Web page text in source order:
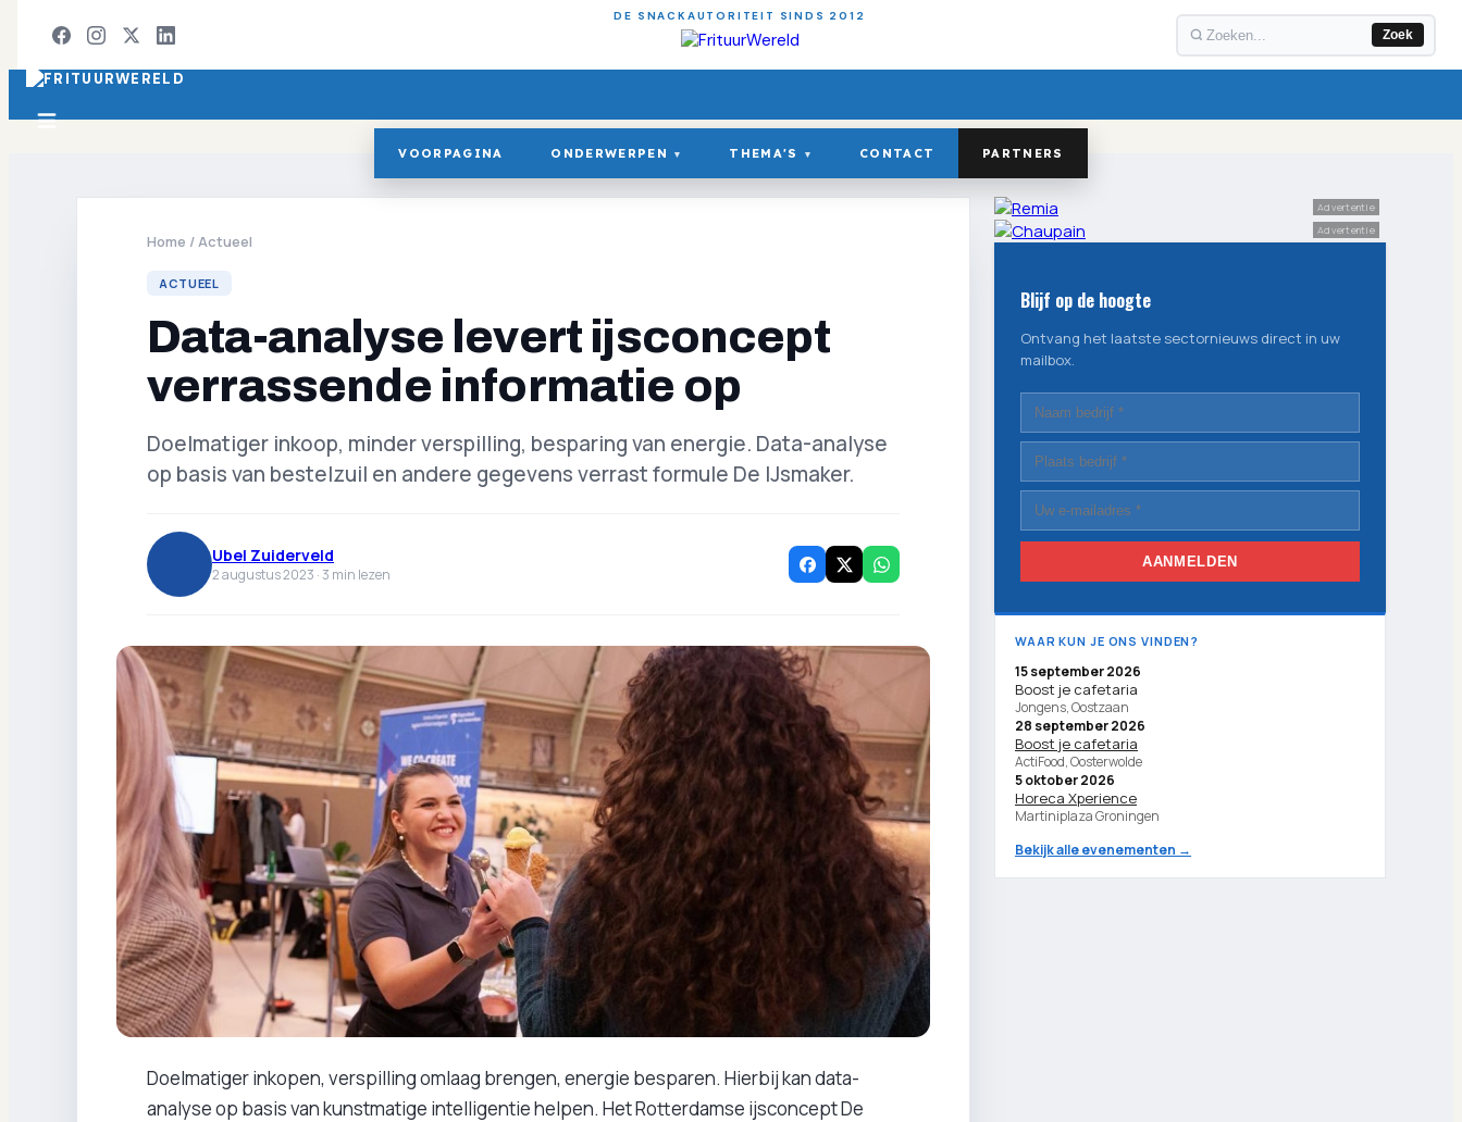
DE SNACKAUTORITEIT SINDS 2012
Zoek
VOORPAGINA ONDERWERPEN ▾ THEMA'S ▾ CONTACT PARTNERS
Home /Actueel
ACTUEEL
Data-analyse levert ijsconcept
verrassende informatie op
Doelmatiger inkoop, minder verspilling, besparing van energie. Data-analyse
op basis van bestelzuil en andere gegevens verrast formule De IJsmaker.
Ubel Zuiderveld
2 augustus 2023 ·3 min lezen
Doelmatiger inkopen, verspilling omlaag brengen, energie besparen. Hierbij kan data-
analyse op basis van kunstmatige intelligentie helpen. Het Rotterdamse ijsconcept De
Advertentie
Advertentie
Blijf op de hoogte
Ontvang het laatste sectornieuws direct in uw
mailbox.
AANMELDEN
WAAR KUN JE ONS VINDEN?
15 september 2026
Boost je cafetaria
Jongens, Oostzaan
28 september 2026
Boost je cafetaria
ActiFood, Oosterwolde
5 oktober 2026
Horeca Xperience
Martiniplaza Groningen
Bekijk alle evenementen →